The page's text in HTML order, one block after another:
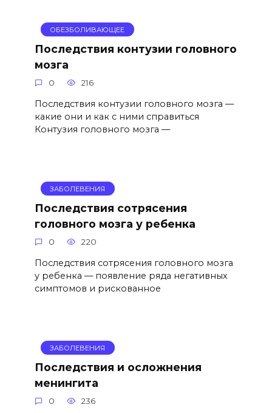
ОБЕЗБОЛИВАЮЩЕЕ
Последствия контузии головного
мозга
0 216
Последствия контузии головного мозга —
какие они и как с ними справиться
Контузия головного мозга —
ЗАБОЛЕВЕНИЯ
Последствия сотрясения
головного мозга у ребенка
0 220
Последствия сотрясения головного мозга
у ребенка — появление ряда негативных
симптомов и рискованное
ЗАБОЛЕВЕНИЯ
Последствия и осложнения
менингита
0 236